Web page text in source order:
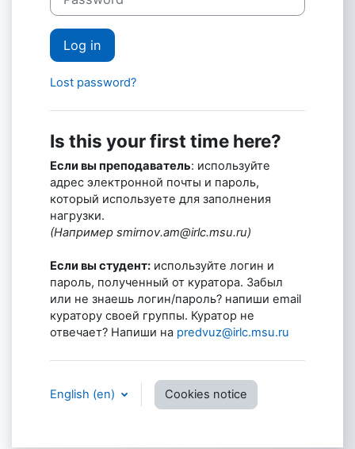
Log in
Lost password?
Is this your first time here?
Если вы преподаватель: используйте
адрес электронной почты и пароль,
который используете для заполнения
нагрузки.
(Например smirnov.am@irlc.msu.ru)
Если вы студент: используйте логин и
пароль, полученный от куратора. Забыл
или не знаешь логин/пароль? напиши email
куратору своей группы. Куратор не
отвечает? Напиши на predvuz@irlc.msu.ru
English ‎(en)‎ Cookies notice